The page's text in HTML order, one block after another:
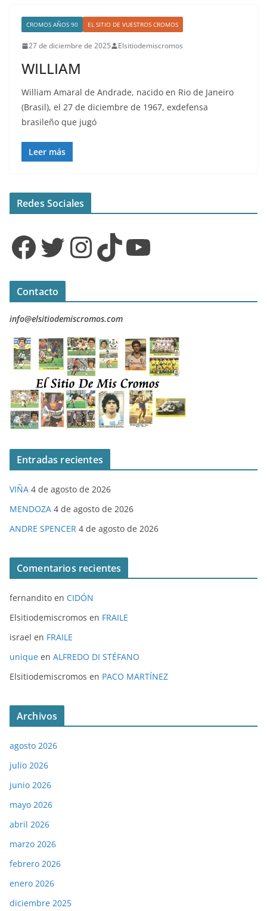
CROMOS AÑOS 90 EL SITIO DE VUESTROS CROMOS
27 de diciembre de 2025 Elsitiodemiscromos
WILLIAM
William Amaral de Andrade, nacido en Rio de Janeiro
(Brasil), el 27 de diciembre de 1967, exdefensa
brasileño que jugó
Leer más
Redes Sociales
Facebook Twitter InstagramTikTok YouTube
Contacto
info@elsitiodemiscromos.com
Entradas recientes
VIÑA 4 de agosto de 2026
MENDOZA 4 de agosto de 2026
ANDRE SPENCER 4 de agosto de 2026
Comentarios recientes
fernandito en CIDÓN
Elsitiodemiscromos en FRAILE
israel en FRAILE
unique en ALFREDO DI STÉFANO
Elsitiodemiscromos en PACO MARTÍNEZ
Archivos
agosto 2026
julio 2026
junio 2026
mayo 2026
abril 2026
marzo 2026
febrero 2026
enero 2026
diciembre 2025